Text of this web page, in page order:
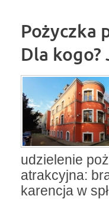
Pożyczka
Dla kogo?
udzielenie
atrakcyjna:
karencja w